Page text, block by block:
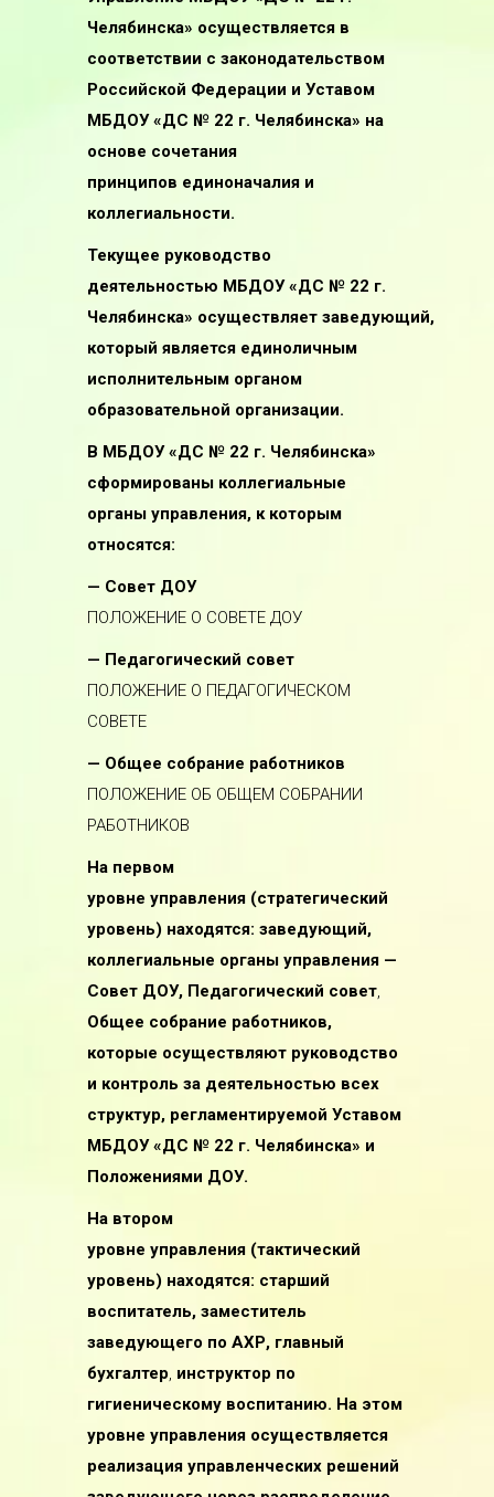
Челябинска» осуществляется в
соответствии с законодательством
Российской Федерации и Уставом
МБДОУ «ДС № 22 г. Челябинска» на
основе сочетания
принципов единоначалия и
коллегиальности.
Текущее руководство
деятельностью МБДОУ «ДС № 22 г.
Челябинска» осуществляет заведующий,
который является единоличным
исполнительным органом
образовательной организации.
В МБДОУ «ДС № 22 г. Челябинска»
сформированы коллегиальные
органы управления, к которым
относятся:
— Совет ДОУ
ПОЛОЖЕНИЕ О СОВЕТЕ ДОУ
— Педагогический совет
ПОЛОЖЕНИЕ О ПЕДАГОГИЧЕСКОМ
СОВЕТЕ
— Общее собрание работников
ПОЛОЖЕНИЕ ОБ ОБЩЕМ СОБРАНИИ
РАБОТНИКОВ
На первом
уровне управления (стратегический
уровень) находятся: заведующий,
коллегиальные органы управления —
Совет ДОУ, Педагогический совет,
Общее собрание работников,
которые осуществляют руководство
и контроль за деятельностью всех
структур, регламентируемой Уставом
МБДОУ «ДС № 22 г. Челябинска» и
Положениями ДОУ.
На втором
уровне управления (тактический
уровень) находятся: старший
воспитатель, заместитель
заведующего по АХР, главный
бухгалтер, инструктор по
гигиеническому воспитанию. На этом
уровне управления осуществляется
реализация управленческих решений